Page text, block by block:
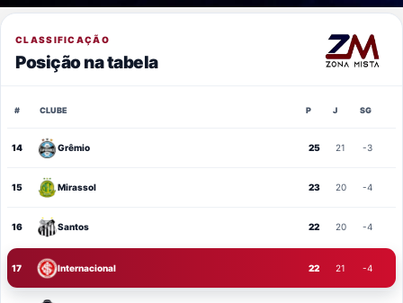
CLASSIFICAÇÃO
Posição na tabela
# CLUBE P J SG
14 Grêmio 25 21 -3
15 Mirassol 23 20 -4
16 Santos 22 20 -4
17 Internacional 22 21 -4